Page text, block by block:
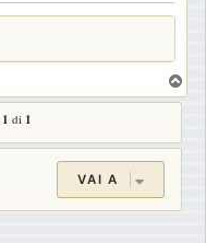
o
1 di 1
VAI A